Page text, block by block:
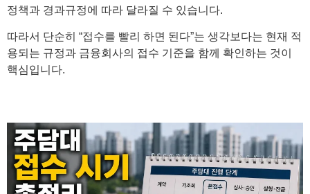
정책과 경과규정에 따라 달라질 수 있습니다.
따라서 단순히 “접수를 빨리 하면 된다”는 생각보다는 현재 적
용되는 규정과 금융회사의 접수 기준을 함께 확인하는 것이
핵심입니다.